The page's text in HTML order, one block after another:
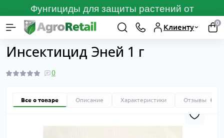
Фунгициды для защиты растений от
болезней
ПЕРЕЙТИ Клиенту
0
Каталог товаров Средства защиты растений Инсектициды от
Инсектицид Эней 1 г
0
Все о товаре Описание Характеристики Отзывы